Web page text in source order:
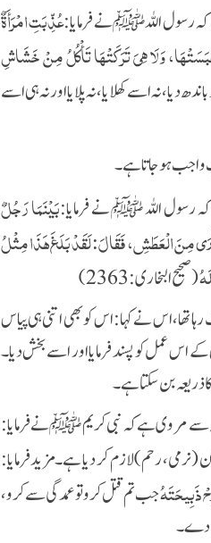
کہ رسول اللہ ﷺ نے فرمایا:عُذِّبَتِ امْرَأَةٌ
وَلَا هِيَ تَرَكَتْهَا تَأْكُلُ مِنْ خَشَاشِ
باندھ دیا، نہ اسے کھلایا، نہ پلایا اور نہ ہی اسے
واجب ہو جاتا ہے۔
رسول اللہ ﷺ نے فرمایا:بَيْنَمَا رَجُلٌ
مِنَ الْعَطَشِ، فَقَالَ: لَقَدْ بَلَغَ هَذَا مِثْلُ
(صحیح البخاری: 2363)
تھا، اس نے کہا: اس کو بھی اتنی ہی پیاس
کے اس عمل کو پسند فرمایا اور اسے بخش دیا۔
ذریعہ بن سکتا ہے۔
مروی ہے کہ نبی کریم ﷺ نے فرمایا:
ذَبِيحَتَهُجب تم قتل کرو تو عمدگی سے کرو،
دے۔